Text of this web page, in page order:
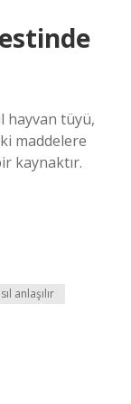
hayvan tüyü,
maddelere
kaynaktır.
anlaşılır